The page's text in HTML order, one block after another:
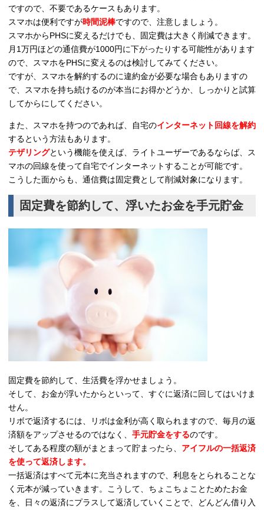
ですので、不要であるケースもあります。
スマホは便利ですが時間泥棒ですので、注意しましょう。
スマホからPHSに変えるだけでも、固定費は大きく削減できます。
月1万円ほどの通信費が1000円に下がったりする可能性があります
ので、スマホをPHSに変えるのは検討してみてください。
ですが、スマホを解約するのに違約金が必要な場合もありますの
で、スマホを持ち続けるのが本当にお得かどうか、しっかりと試算
してからにしてください。
また、スマホを持つのであれば、自宅のインターネット回線を解約
するという方法もあります。
テザリングという機能を使えば、ライトユーザーであるならば、ス
マホの回線を使って自宅でインターネットすることが可能です。
こうした面からも、通信費は固定費として削減対象になります。
固定費を節約して、浮いたお金を手元貯金
固定費を節約して、生活費を浮かせましょう。
そして、お金が浮いたからといって、すぐに返済に回してはいけま
せん。
リボで返済するには、リボは金利が高く取られますので、毎月の返
済額をアップさせるのではなく、 手元貯金をするのです。
そしてある程度の額がまとまって貯まったら、 アイフルの一括返済
を使って返済します。
一括返済はすべて元本に充当されますので、利息をとられることな
く元本が減っていきます。こうして、ちょこちょことためたお金
を、日々の返済にプラスして返済していくことで、どんどん借り入